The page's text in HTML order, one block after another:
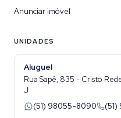
Anunciar imóvel
UNIDADES
Aluguel
Rua Sapê, 835 - Cristo
J
(51) 98055-8090
(51)